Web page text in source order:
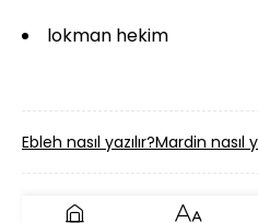
lokman hekim
Ebleh nasıl yazılır?Mardin nasıl